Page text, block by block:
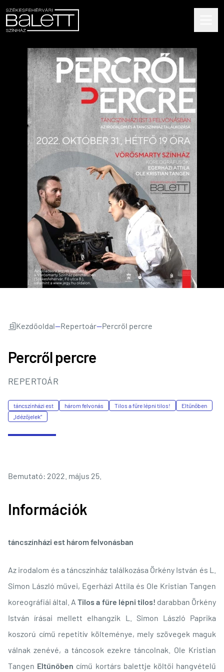
Kezdőoldal—Repertoár—Percről percre
Percről percre
REPERTOÁR
táncszínházi est három felvonás Tilos a fűre lépni tilos!
Eltűnőben
„Idézőjelek”
Bemutató: 2022. május 25.
Információk
táncszínházi est három felvonásban
Az irodalom és a táncszínház találkozása Örkény István és L.
Simon László művei, Egerházi Attila és Ole Kristian Tangen
koreográfiái által. A Tilos a fűre lépni tilos! darabban Örkény
István írásai mellett elhangzik L. Simon László Paprika
koszorú című repetitív költeménye, mely szövegek maguk
válnak zenévé, a táncosok ezekre táncolnak. Ole Kristian
Tangen Eltűnőben című kortárs balettje költői hangvételű